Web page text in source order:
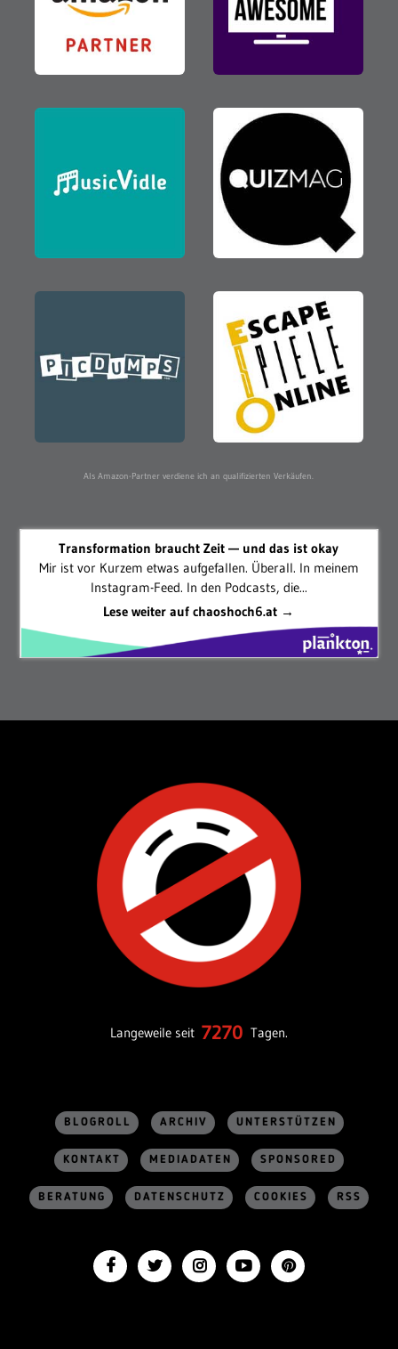
Als Amazon-Partner verdiene ich an qualifizierten Verkäufen.
Transformation braucht Zeit — und das ist okay
Mir ist vor Kurzem etwas aufgefallen. Überall. In meinem
Instagram-Feed. In den Podcasts, die...
Lese weiter auf chaoshoch6.at →
Langeweile seit 7270 Tagen.
BLOGROLL ARCHIV UNTERSTÜTZEN
KONTAKT MEDIADATEN SPONSORED
BERATUNG DATENSCHUTZ COOKIES RSS